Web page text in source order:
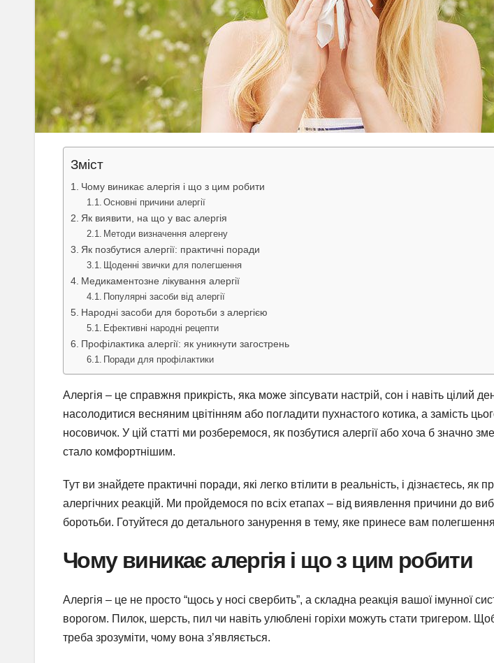
Зміст
Чому виникає алергія і що з цим робити
Основні причини алергії
Як виявити, на що у вас алергія
Методи визначення алергену
Як позбутися алергії: практичні поради
Щоденні звички для полегшення
Медикаментозне лікування алергії
Популярні засоби від алергії
Народні засоби для боротьби з алергією
Ефективні народні рецепти
Профілактика алергії: як уникнути загострень
Поради для профілактики
Алергія – це справжня прикрість, яка може зіпсувати настрій, сон і навіть цілий
насолодитися весняним цвітінням або погладити пухнастого котика, а замість
носовичок. У цій статті ми розберемося, як позбутися алергії або хоча б значно
стало комфортнішим.
Тут ви знайдете практичні поради, які легко втілити в реальність, і дізнаєтесь, як
алергічних реакцій. Ми пройдемося по всіх етапах – від виявлення причини до
боротьби. Готуйтеся до детального занурення в тему, яке принесе вам
Чому виникає алергія і що з цим робити
Алергія – це не просто “щось у носі свербить”, а складна реакція вашої імунної
ворогом. Пилок, шерсть, пил чи навіть улюблені горіхи можуть стати тригером.
треба зрозуміти, чому вона з’являється.